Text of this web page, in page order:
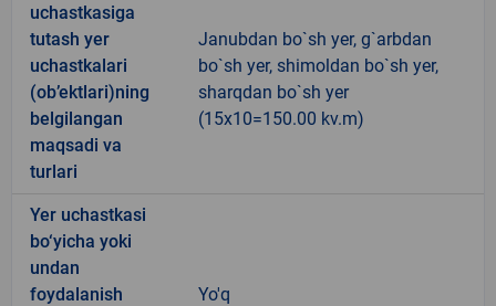
uchastkasiga
tutash yer
uchastkalari
(ob’ektlari)ning
belgilangan
maqsadi va
turlari
Janubdan bo`sh yer, g`arbdan
bo`sh yer, shimoldan bo`sh yer,
sharqdan bo`sh yer
(15x10=150.00 kv.m)
Yer uchastkasi
bo‘yicha yoki
undan
foydalanish
Yo'q